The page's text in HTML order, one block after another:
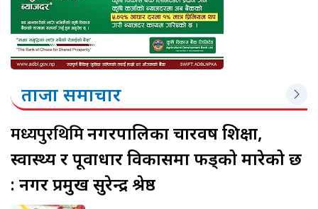
ताजा समाचार
मध्यपुरथिमिनगरपालिका चारवर्ष शिक्षा,
स्वास्थ्य र पूर्वाधार विकासमा फड्को मारेको छ
: नगर प्रमुख सुरेन्द्र श्रेष्ठ